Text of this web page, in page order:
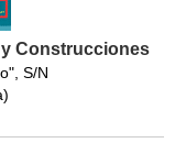
Construcciones
S/N